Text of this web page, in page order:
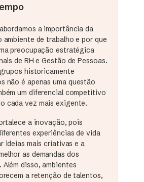
a importância da
ambiente de trabalho e por que
preocupação estratégica
de RH e Gestão de Pessoas.
historicamente
não é apenas uma questão
um diferencial competitivo
cada vez mais exigente.
a inovação, pois
experiências de vida
ideias mais criativas e a
as demandas dos
Além disso, ambientes
a retenção de talentos,